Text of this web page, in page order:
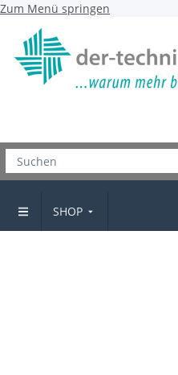
Zum Menü springen
SHOP
Griffe